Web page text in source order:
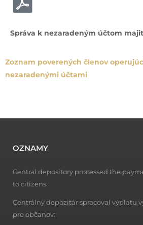
Správa k nezaradeným účtom
Zoznam poverených členov
nezaradenými účtami
OZNAMY
Central depository processed the
to citizens
Centrálny depozitár spracoval výplatu
pre občanov: